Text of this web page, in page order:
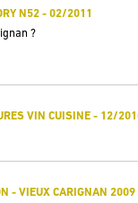
N52 - 02/2011
?
VIN CUISINE - 12/
- VIEUX CARIGNAN